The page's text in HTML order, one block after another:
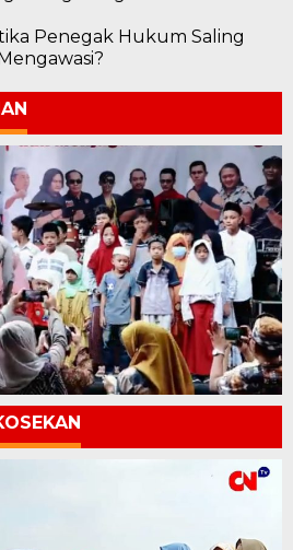
Penegak Hukum Saling